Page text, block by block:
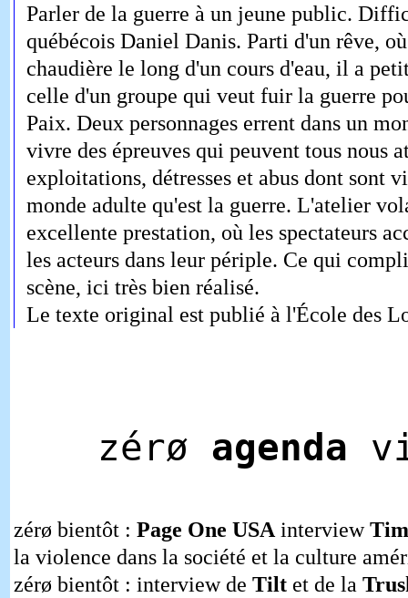
Parler de la guerre à un jeune public.
québécois Daniel Danis. Parti d'un rêve,
chaudière le long d'un cours d'eau, il a
celle d'un groupe qui veut fuir la guerre
Paix. Deux personnages errent dans un
vivre des épreuves qui peuvent tous nous
exploitations, détresses et abus dont sont
monde adulte qu'est la guerre. L'atelier
excellente prestation, où les spectateurs
les acteurs dans leur périple. Ce qui
scène, ici très bien réalisé.
Le texte original est publié à l'École des
zérø agenda
zérø bientôt : Page One USA interview
la violence dans la société et la culture
zérø bientôt : interview de Tiltet de la